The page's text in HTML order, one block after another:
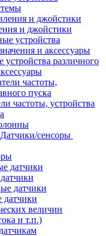
и джойстики
устройства различного
частоты, устройства
Датчики/сенсоры
датчики
величин
и т.п.)